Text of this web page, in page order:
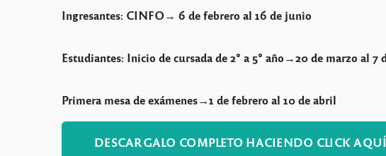
Ingresantes: CINFO→ 6 de febrero al 16 de junio
Estudiantes: Inicio de cursada de 2° a 5° año→20 de marzo al 7
Primera mesa de exámenes→1 de febrero al 10 de abril
DESCARGALO COMPLETO HACIENDO CLICK